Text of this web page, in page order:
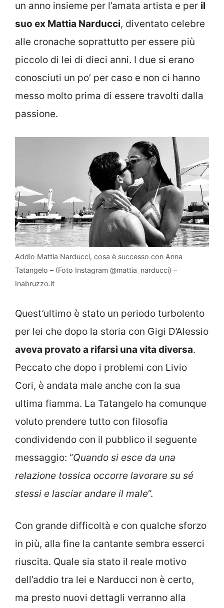
un anno insieme per l’amata artista e per il
suo ex Mattia Narducci, diventato celebre
alle cronache soprattutto per essere più
piccolo di lei di dieci anni. I due si erano
conosciuti un po’ per caso e non ci hanno
messo molto prima di essere travolti dalla
passione.
Addio Mattia Narducci, cosa è successo con Anna
Tatangelo – (Foto Instagram @mattia_narducci) –
Inabruzzo.it
Quest’ultimo è stato un periodo turbolento
per lei che dopo la storia con Gigi D’Alessio
aveva provato a rifarsi una vita diversa.
Peccato che dopo i problemi con Livio
Cori, è andata male anche con la sua
ultima fiamma. La Tatangelo ha comunque
voluto prendere tutto con filosofia
condividendo con il pubblico il seguente
messaggio: “Quando si esce da una
relazione tossica occorre lavorare su sé
stessi e lasciar andare il male“.
Con grande difficoltà e con qualche sforzo
in più, alla fine la cantante sembra esserci
riuscita. Quale sia stato il reale motivo
dell’addio tra lei e Narducci non è certo,
ma presto nuovi dettagli verranno alla